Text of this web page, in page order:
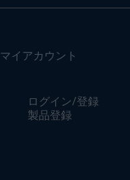
マイアカウント
ログイン/登録
製品登録